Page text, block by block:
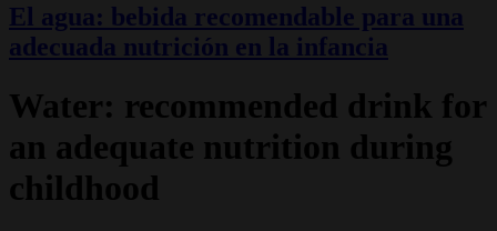
El agua: bebida recomendable para una
adecuada nutrición en la infancia
Water: recommended drink for
an adequate nutrition during
childhood